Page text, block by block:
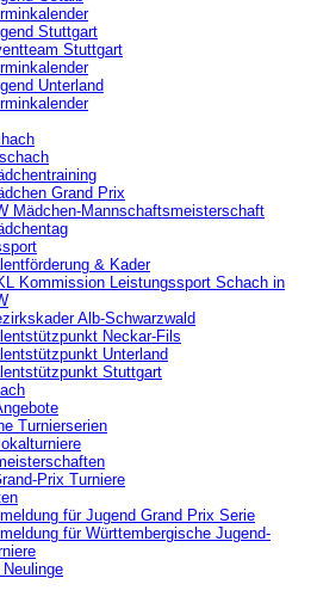
Stuttgart
Stuttgart
Unterland
Grand Prix
Mädchen-Mannschaftsmeisterschaft
& Kader
Kommission Leistungssport Schach in
Alb-Schwarzwald
Neckar-Fils
Unterland
Stuttgart
Turnierserien
Prix Turniere
für Jugend Grand Prix Serie
für Württembergische Jugend-